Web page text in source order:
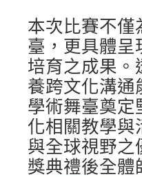
本次比賽不僅
臺，更具體呈
培育之成果。
養跨文化溝通
學術舞臺奠定
化相關教學與
與全球視野之
獎典禮後全體